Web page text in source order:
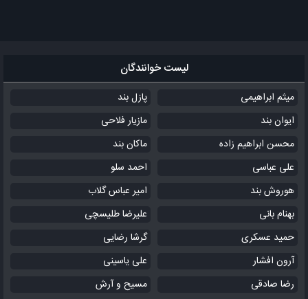
لیست خوانندگان
میثم ابراهیمی
پازل بند
ایوان بند
مازیار فلاحی
محسن ابراهیم زاده
ماکان بند
علی عباسی
احمد سلو
هوروش بند
امیر عباس گلاب
بهنام بانی
علیرضا طلیسچی
حمید عسکری
گرشا رضایی
آرون افشار
علی یاسینی
رضا صادقی
مسیح و آرش